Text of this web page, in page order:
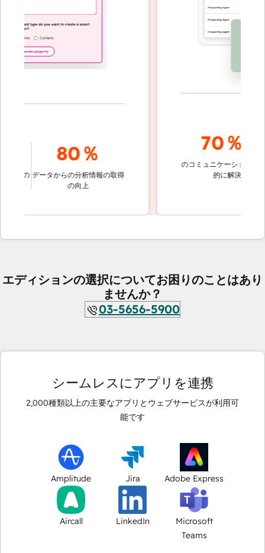
80％
データからの分析情報の取得
の向上
70％+
のコミュニケーションを自動
的に解決
エディションの選択についてお困りのことはあり
ませんか？
03-5656-5900
シームレスにアプリを連携
2,000種類以上の主要なアプリとウェブサービスが利用可
能です
Amplitude Jira Adobe Express
Aircall LinkedIn
Microsoft
Teams